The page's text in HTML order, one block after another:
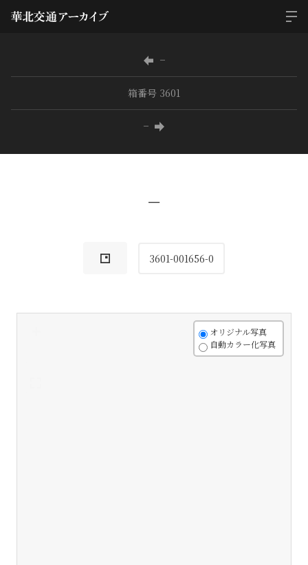
−
箱番号 3601
−
−
3601-001656-0
オリジナル写真
自動カラー化写真